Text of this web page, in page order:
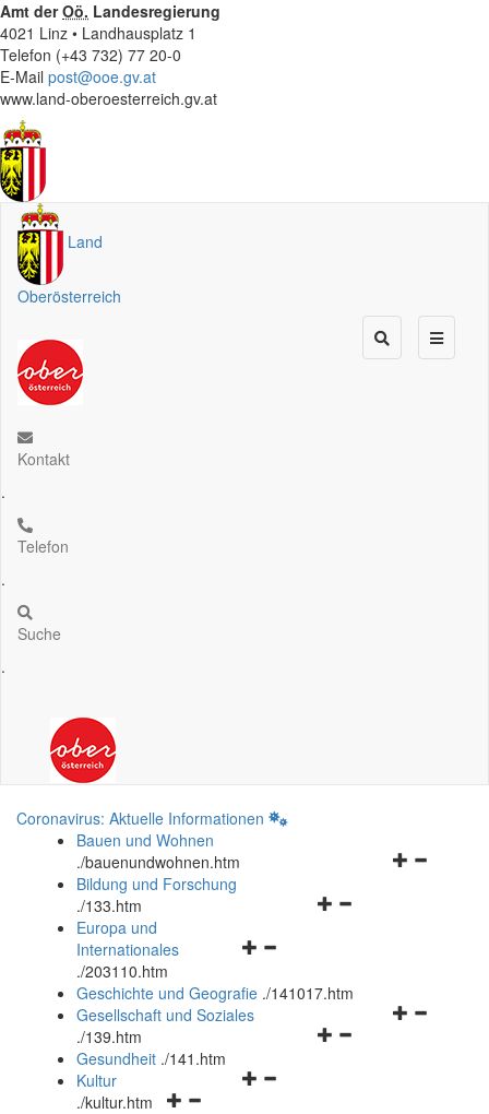
Amt derOö. Landesregierung
4021 Linz • Landhausplatz 1
Telefon (+43 732) 77 20-0
E-Mail post@ooe.gv.at
www.land-oberoesterreich.gv.at
Land
Oberösterreich
Kontakt
.
Telefon
.
Suche
.
Coronavirus: Aktuelle Informationen
Bauen und Wohnen
./bauenundwohnen.htm
Navigationsmenü
Bildung und Forschung
./133.htm
Navigationsmenü
und
schließen
Europa und
Internationales
./203110.htm
Geschichte und Geografie ./141017.htm
Navigationsmenü
Gesellschaft und Soziales
./139.htm
Navigationsmenü
Gesundheit ./141.htm
Navigationsmenü
Kultur
./kultur.htm